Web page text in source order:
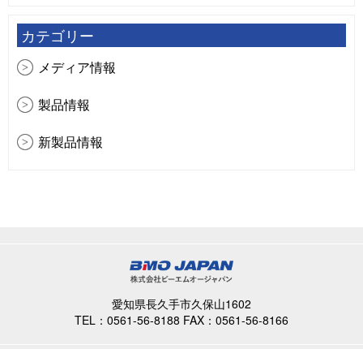
2026年2月
2025年5月
カテゴリー
メディア情報
製品情報
新製品情報
愛知県長久手市久保山1602
TEL：0561-56-8188 FAX：0561-56-8166